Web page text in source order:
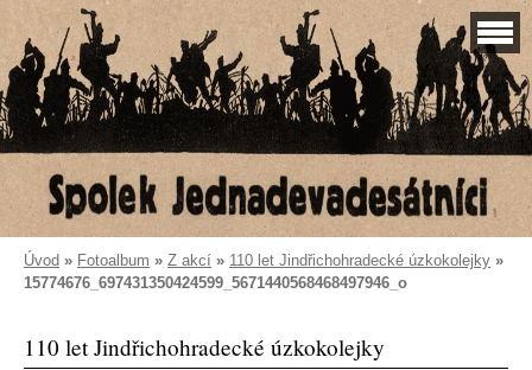
Úvod » Fotoalbum » Z akcí » 110 let Jindřichohradecké úzkokolejky »
15774676_697431350424599_5671440568468497946_o
110 let Jindřichohradecké úzkokolejky